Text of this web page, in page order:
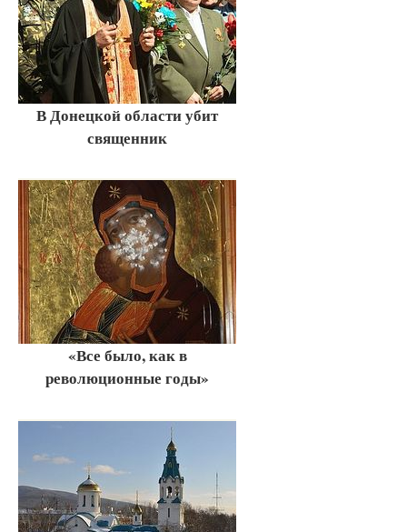
В Донецкой области убит
священник
«Все было, как в
революционные годы»